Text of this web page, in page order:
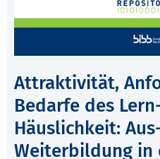
Attraktivität,
Bedarfe des
Häuslichkeit:
Weiterbildung in